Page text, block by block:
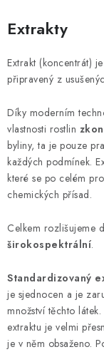
BESTSELLERY
ŽENY
MUŽI
OSTATNÍ
DOVOLENÁ
Doprava a platba
Proč Botanic?
Extrakty
Extrakt (koncentrát) je
připravený z
Díky moderním
vlastnosti rostlin
byliny, ta je pouze
každých podmínek.
které se po celém
chemických přísad.
Celkem rozlišujeme
širokospektrální.
Standardizovaný
je sjednocen a je
množství těchto
extraktu je velmi
je v něm obsaženo.